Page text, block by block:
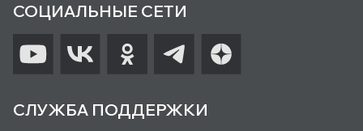
СОЦИАЛЬНЫЕ СЕТИ
СЛУЖБА ПОДДЕРЖКИ